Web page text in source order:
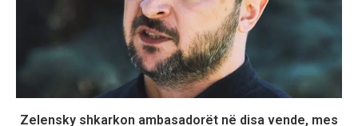
Zelensky shkarkon ambasadorët në disa vende, mes